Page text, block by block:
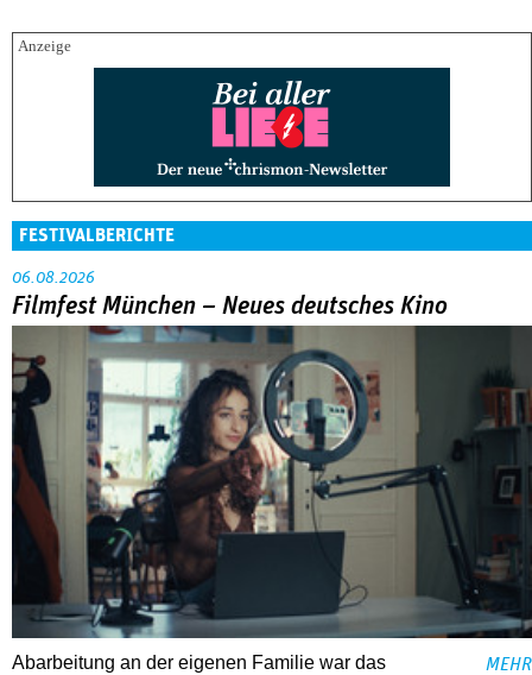
FESTIVALBERICHTE
06.08.2026
Filmfest München – Neues deutsches Kino
Abarbeitung an der eigenen Familie war das
MEHR